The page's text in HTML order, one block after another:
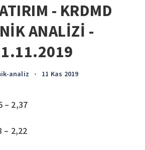
- KRDMD
ANALİZİ -
analiz • 11 Kas 2019
2,37
2,22